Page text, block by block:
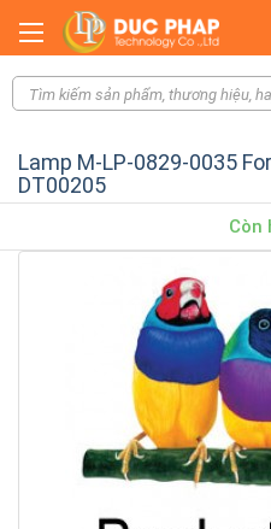
Lamp M-LP-0829-0035
DT00205
Còn